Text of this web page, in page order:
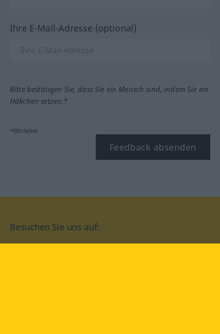
Ihre E-Mail-Adresse (optional)
Bitte bestätigen Sie, dass Sie ein Mensch sind, indem Sie ein
Häkchen setzen.*
*Pflichtfeld
Feedback absenden
Besuchen Sie uns auf: